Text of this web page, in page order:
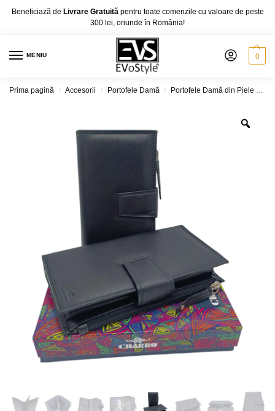
Beneficiază de Livrare Gratuită pentru toate comenzile cu valoare de peste
300 lei, oriunde în România!
MENIU 0
Prima pagină / Accesorii / Portofele Damă / Portofele Damă din Piele Naturală